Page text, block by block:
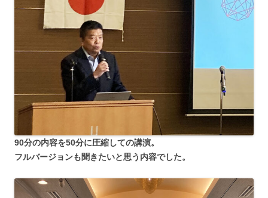
90分の内容を50分に圧縮しての講演。
フルバージョンも聞きたいと思う内容でした。